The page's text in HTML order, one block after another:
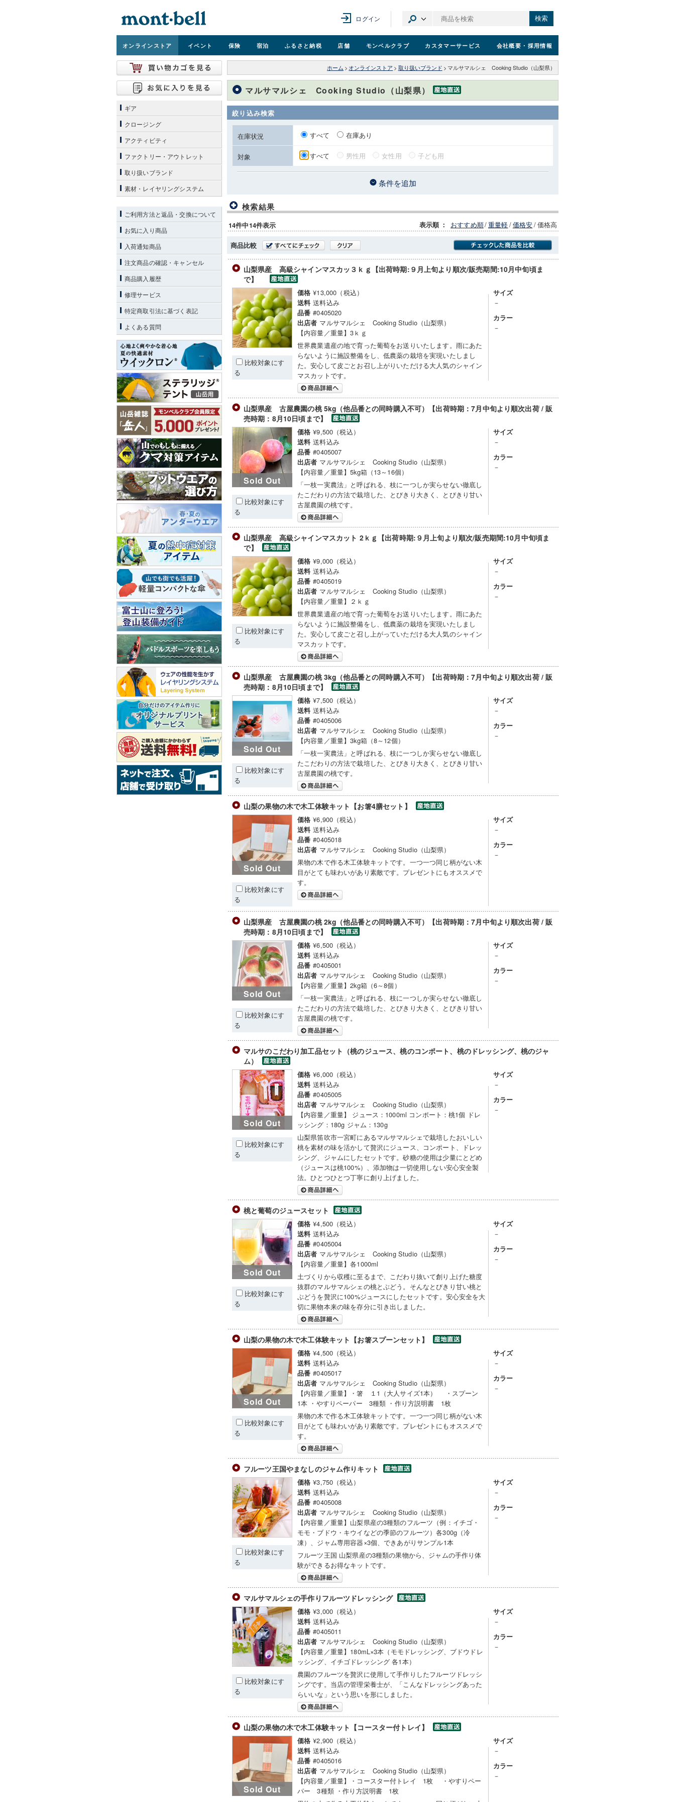
ログイン 検索
オンラインストア イベント 保険 宿泊 ふるさと納税 店舗 モンベルクラブ カスタマーサービス 会社概要 ・採用情報
ホーム > オンラインストア > 取り扱いブランド > マルサマルシェ Cooking Studio（山梨県）
マルサマルシェ Cooking Studio（山梨県）
絞り込み検索
在庫状況 すべて 在庫あり
対象 すべて 男性用 女性用 子ども用
条件を追加
検索結果
14件中14件表示 表示順 ： おすすめ順/重量軽/価格安/価格高
商品比較
商品にのみフォーカスする
山梨県産 高級シャインマスカッ３ｋｇ【出荷時期:９月上旬より順次/販売期間:10月中旬頃ま
で】
比較対象にす
る
価格 ¥13,000（税込）
送料 送料込み
品番 #0405020
出店者 マルサマルシェ Cooking Studio（山梨県）
【内容量／重量】3ｋｇ
世界農業遺産の地で育った葡萄をお送りいたします。雨にあた
らないように施設整備をし、低農薬の栽培を実現いたしまし
た。安心して皮ごとお召し上がりいただける大人気のシャイン
マスカットです。
サイズ
－
カラー
－
山梨県産 古屋農園の桃 5kg（他品番との同時購入不可）【出荷時期：7月中旬より順次出荷 / 販
売時期：8月10日頃まで】
Sold Out
比較対象にす
る
価格 ¥9,500（税込）
送料 送料込み
品番 #0405007
出店者 マルサマルシェ Cooking Studio（山梨県）
【内容量／重量】5kg箱（13～16個）
「一枝一実農法」と呼ばれる、枝に一つしか実らせない徹底し
たこだわりの方法で栽培した、とびきり大きく、とびきり甘い
古屋農園の桃です。
サイズ
－
カラー
－
山梨県産 高級シャインマスカット 2ｋｇ【出荷時期:９月上旬より順次/販売期間:10月中旬頃ま
で】
比較対象にす
る
価格 ¥9,000（税込）
送料 送料込み
品番 #0405019
出店者 マルサマルシェ Cooking Studio（山梨県）
【内容量／重量】２ｋｇ
世界農業遺産の地で育った葡萄をお送りいたします。雨にあた
らないように施設整備をし、低農薬の栽培を実現いたしまし
た。安心して皮ごと召し上がっていただける大人気のシャイン
マスカットです。
サイズ
－
カラー
－
山梨県産 古屋農園の桃 3kg（他品番との同時購入不可）【出荷時期：7月中旬より順次出荷 / 販
売時期：8月10日頃まで】
Sold Out
比較対象にす
る
価格 ¥7,500（税込）
送料 送料込み
品番 #0405006
出店者 マルサマルシェ Cooking Studio（山梨県）
【内容量／重量】3kg箱（8～12個）
「一枝一実農法」と呼ばれる、枝に一つしか実らせない徹底し
たこだわりの方法で栽培した、とびきり大きく、とびきり甘い
古屋農園の桃です。
サイズ
－
カラー
－
山梨の果物の木で木工体験キット【お箸4膳セット】
Sold Out
比較対象にす
る
価格 ¥6,900（税込）
送料 送料込み
品番 #0405018
出店者 マルサマルシェ Cooking Studio（山梨県）
果物の木で作る木工体験キットです。一つ一つ同じ柄がない木
目がとても味わいがあり素敵です。プレゼントにもオススメで
す。
サイズ
－
カラー
－
山梨県産 古屋農園の桃 2kg（他品番との同時購入不可）【出荷時期：7月中旬より順次出荷 / 販
売時期：8月10日頃まで】
Sold Out
比較対象にす
る
価格 ¥6,500（税込）
送料 送料込み
品番 #0405001
出店者 マルサマルシェ Cooking Studio（山梨県）
【内容量／重量】2kg箱（6～8個）
「一枝一実農法」と呼ばれる、枝に一つしか実らせない徹底し
たこだわりの方法で栽培した、とびきり大きく、とびきり甘い
古屋農園の桃です。
サイズ
－
カラー
－
マルサのこだわり加工品セット（桃のジュース、桃のコンポート、桃のドレッシング、桃のジャ
ム）
Sold Out
比較対象にす
る
価格 ¥6,000（税込）
送料 送料込み
品番 #0405005
出店者 マルサマルシェ Cooking Studio（山梨県）
【内容量／重量】 ジュース：1000ml コンポート：桃1個 ドレ
ッシング：180g ジャム：130g
山梨県笛吹市一宮町にあるマルサマルシェで栽培したおいしい
桃を素材の味を活かして贅沢にジュース、コンポート、ドレッ
シング、ジャムにしたセットです。砂糖の使用は少量にとどめ
（ジュースは桃100%）、添加物は一切使用しない安心安全製
法。ひとつひとつ丁寧に創り上げました。
サイズ
－
カラー
－
桃と葡萄のジュースセット
Sold Out
比較対象にす
る
価格 ¥4,500（税込）
送料 送料込み
品番 #0405004
出店者 マルサマルシェ Cooking Studio（山梨県）
【内容量／重量】各1000ml
土づくりから収穫に至るまで、こだわり抜いて創り上げた糖度
抜群のマルサマルシェの桃とぶどう。そんなとびきり甘い桃と
ぶどうを贅沢に100%ジュースにしたセットです。安心安全を大
切に果物本来の味を存分に引き出しました。
サイズ
－
カラー
－
山梨の果物の木で木工体験キット【お箸スプーンセット】
Sold Out
比較対象にす
る
価格 ¥4,500（税込）
送料 送料込み
品番 #0405017
出店者 マルサマルシェ Cooking Studio（山梨県）
【内容量／重量】・箸 １1（大人サイズ1本） ・スプーン
1本 ・やすりペーパー 3種類 ・作り方説明書 1枚
果物の木で作る木工体験キットです。一つ一つ同じ柄がない木
目がとても味わいがあり素敵です。プレゼントにもオススメで
す。
サイズ
－
カラー
－
フルーツ王国やまなしのジャム作りキット
比較対象にす
る
価格 ¥3,750（税込）
送料 送料込み
品番 #0405008
出店者 マルサマルシェ Cooking Studio（山梨県）
【内容量／重量】山梨県産の3種類のフルーツ（例：イチゴ・
モモ・ブドウ・キウイなどの季節のフルーツ）各300g（冷
凍）、ジャム専用容器×3個、できあがりサンプル1本
フルーツ王国 山梨県産の3種類の果物から、ジャムの手作り体
験ができるお得なキットです。
サイズ
－
カラー
－
マルサマルシェの手作りフルーツドレッシング
比較対象にす
る
価格 ¥3,000（税込）
送料 送料込み
品番 #0405011
出店者 マルサマルシェ Cooking Studio（山梨県）
【内容量／重量】180mL×3本（モモドレッシング、ブドウドレ
ッシング、イチゴドレッシング 各1本）
農園のフルーツを贅沢に使用して手作りしたフルーツドレッシ
ングです。当店の管理栄養士が、「こんなドレッシングあった
らいいな」という思いを形にしました。
サイズ
－
カラー
－
山梨の果物の木で木工体験キット【コースター付トレイ】
Sold Out
価格 ¥2,900（税込）
送料 送料込み
品番 #0405016
出店者 マルサマルシェ Cooking Studio（山梨県）
【内容量／重量】・コースター付トレイ 1枚 ・やすりペー
パー 3種類 ・作り方説明書 1枚
サイズ
－
カラー
－
ギア
クロージング
アクティビティ
ファクトリー・アウトレット
取り扱いブランド
素材・レイヤリングシステム
ご利用方法と返品・交換について
お気に入り商品
入荷通知商品
注文商品の確認・キャンセル
商品購入履歴
修理サービス
特定商取引法に基づく表記
よくある質問